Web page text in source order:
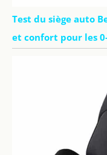
Test du siège auto
et confort pour les